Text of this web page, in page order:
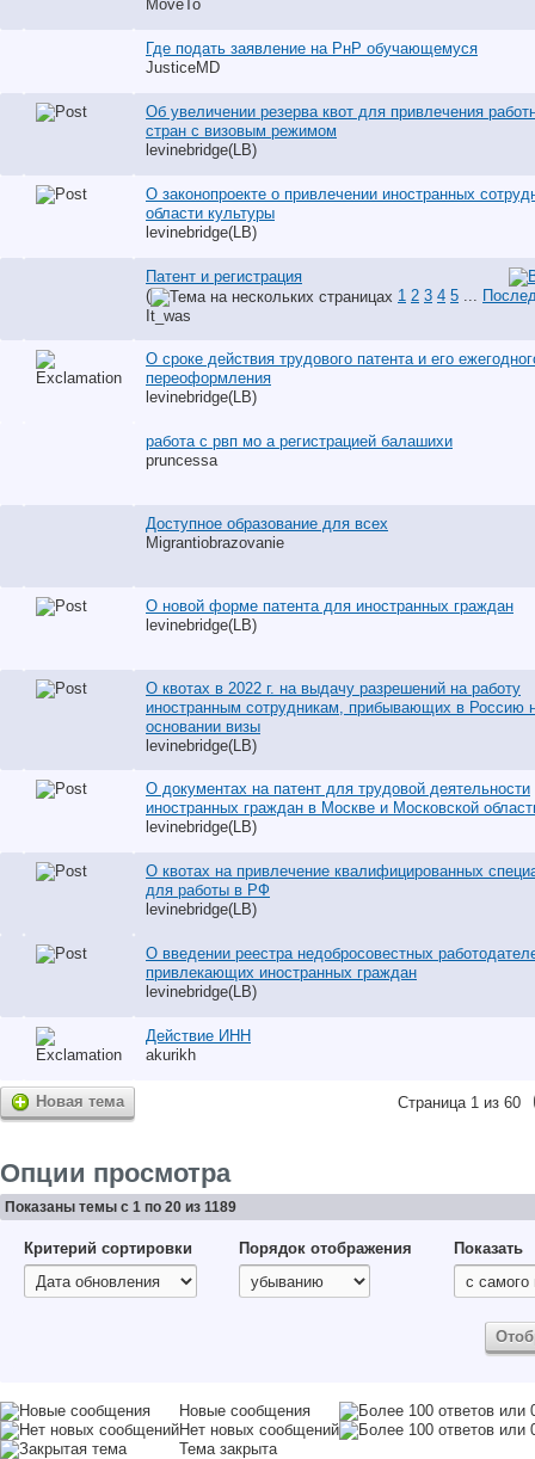
MoveTo
Где подать заявление на РнР обучающемуся
JusticeMD
Об увеличении резерва квот для привлечения
стран с визовым режимом
levinebridge(LB)
О законопроекте о привлечении иностранных
области культуры
levinebridge(LB)
Патент и регистрация
(
1 2 3 4 5 ...
It_was
О сроке действия трудового патента и его
переоформления
levinebridge(LB)
работа с рвп мо а регистрацией балашихи
pruncessa
Доступное образование для всех
Migrantiobrazovanie
О новой форме патента для иностранных граждан
levinebridge(LB)
О квотах в 2022 г. на выдачу разрешений на работу
иностранным сотрудникам, прибывающих в Россию
основании визы
levinebridge(LB)
О документах на патент для трудовой деятельности
иностранных граждан в Москве и Московской
levinebridge(LB)
О квотах на привлечение квалифицированных
для работы в РФ
levinebridge(LB)
О введении реестра недобросовестных
привлекающих иностранных граждан
levinebridge(LB)
Действие ИНН
akurikh
Новая тема Страница 1 из 60
Опции просмотра
Показаны темы с 1 по 20 из 1189
Критерий сортировки Порядок отображения Показать
Новые сообщения
Нет новых сообщений
Тема закрыта